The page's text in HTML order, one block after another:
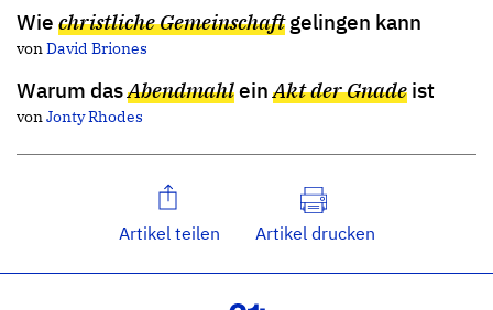
Wie christliche Gemeinschaftgelingen kann
vonDavid Briones
Warum dasAbendmahleinAkt der Gnade ist
vonJonty Rhodes
Artikel teilen Artikel drucken